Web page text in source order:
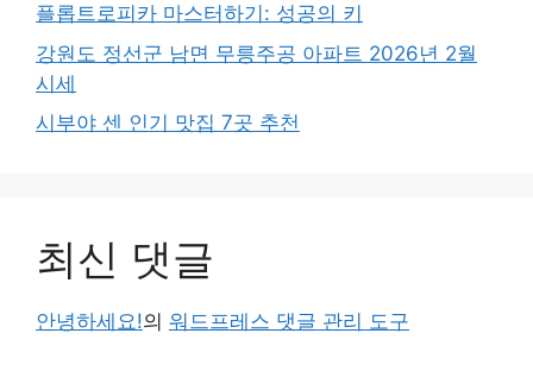
플롭트로피카 마스터하기: 성공의 키
강원도 정선군 남면 무릉주공 아파트 2026년 2월
시세
시부야 센 인기 맛집 7곳 추천
최신 댓글
안녕하세요!의 워드프레스 댓글 관리 도구